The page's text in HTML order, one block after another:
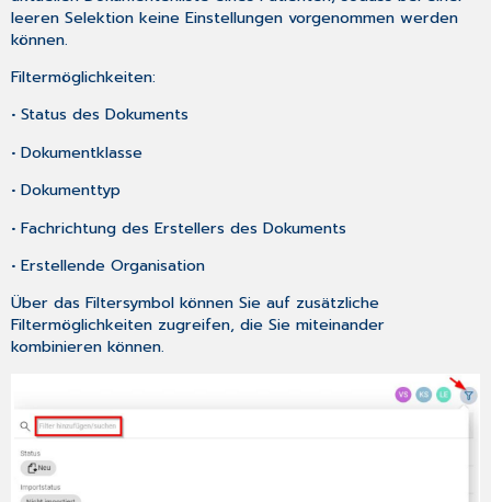
leeren Selektion keine Einstellungen vorgenommen werden
können.
Filtermöglichkeiten:
• Status des Dokuments
• Dokumentklasse
• Dokumenttyp
• Fachrichtung des Erstellers des Dokuments
• Erstellende Organisation
Über das Filtersymbol können Sie auf zusätzliche
Filtermöglichkeiten zugreifen, die Sie miteinander
kombinieren können.